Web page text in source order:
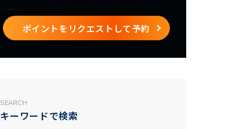
ポイントをリクエストして予約
SEARCH
キーワードで検索